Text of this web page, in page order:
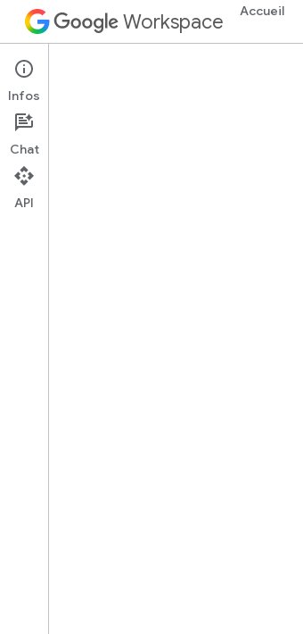
Workspace Accueil
Google Classroom
Aperçu
Infos
Chat
API